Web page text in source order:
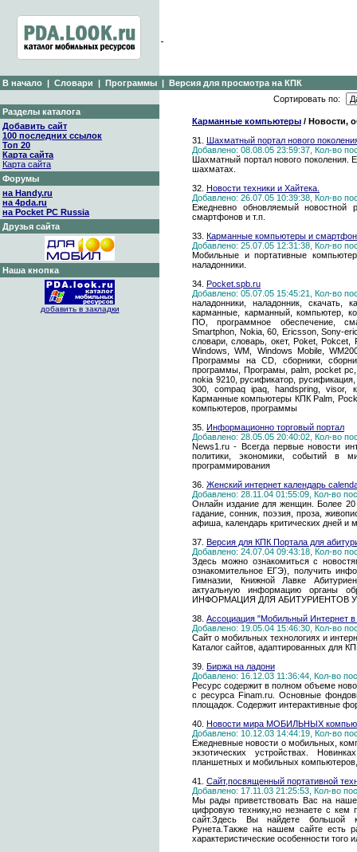
В начало | Словари | Программы | Версия для просмотра на КПК
Разделы каталога
Добавить сайт
100 последних ссылок
Топ 20
Карта сайта
Карта сайта
Форумы
на Handy.ru
на 4pda.ru
на Pocket PC Russia
Друзья сайта
Наша кнопка
добавить в закладки
Сортировать по:
Карманные компьютеры / Новости,
31. Шахматный портал нового
Добавлено: 08.08.05 23:59:37, Кол-во
Шахматный портал нового поколения.
шахматах.
32. Новости техники и Хайтека.
Добавлено: 26.07.05 10:39:38, Кол-во
Ежедневно обновляемый новостной
смартфонов и т.п.
33. Карманные компьютеры и
Добавлено: 25.07.05 12:31:38, Кол-во
Мобильные и портативные
наладонники.
34. Pocket.spb.ru
Добавлено: 05.07.05 15:45:21, Кол-во
наладонники, наладонник, скачать,
карманные, карманный, компьютер,
ПО, программное обеспечение,
Smartphon, Nokia, 60, Ericsson, Sony-
словари, словарь, окет, Poket,
Windows, WM, Windows Mobile,
Программы на CD, сборники,
программы, Програмы, palm, pocket
nokia 9210, русификатор,
300, compaq ipaq, handspring, visor,
Карманные компьютеры КПК Palm,
компьютеров, программы
35. Информационно торговый портал
Добавлено: 28.05.05 20:40:02, Кол-во
News1.ru - Всегда первые новости
политики, экономики, событий в
программирования
36. Женский интернет календарь
Добавлено: 28.11.04 01:55:09, Кол-во
Онлайн издание для женщин. Более 20
гадание, сонник, поэзия, проза,
афиша, календарь критических дней и
37. Версия для КПК Портала для
Добавлено: 24.07.04 09:43:18, Кол-во
Здесь можно ознакомиться с
ознакомительное ЕГЭ), получить
Гимназии, Книжной Лавке
актуальную информацию органы
ИНФОРМАЦИЯ ДЛЯ АБИТУРИЕНТОВ
38. Ассоциация "Мобильный Интернет
Добавлено: 19.05.04 15:46:30, Кол-во
Сайт о мобильных технологиях и
Каталог сайтов, адаптированных для
39. Биржа на ладони
Добавлено: 16.12.03 11:36:44, Кол-во
Ресурс содержит в полном объеме
с ресурса Finam.ru. Основные
площадок. Содержит интерактивные
40. Новости мира МОБИЛЬНЫХ
Добавлено: 10.12.03 14:44:19, Кол-во
Ежедневные новости о мобильных,
экзотических устройствах.
планшетных и мобильных
41. Сайт,посвященный портативной
Добавлено: 17.11.03 21:25:53, Кол-во
Мы рады приветствовать Вас на
цифровую технику,но незнаете с кем
сайт.Здесь Вы найдете большой
Рунета.Также на нашем сайте есть
характеристические особенности того